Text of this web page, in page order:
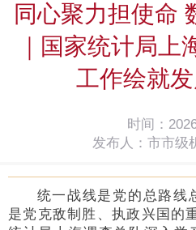
同心聚力担使命
｜国家统计局上
工作绘就
时间：
发布人：市市级
统一战线是党的总路线
是党克敌制胜、执政兴国的